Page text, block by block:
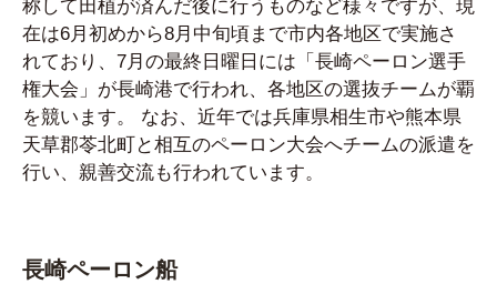
称して田植が済んだ後に行うものなど様々ですが、現
在は6月初めから8月中旬頃まで市内各地区で実施さ
れており、7月の最終日曜日には「長崎ペーロン選手
権大会」が長崎港で行われ、各地区の選抜チームが覇
を競います。 なお、近年では兵庫県相生市や熊本県
天草郡苓北町と相互のペーロン大会へチームの派遣を
行い、親善交流も行われています。
長崎ペーロン船